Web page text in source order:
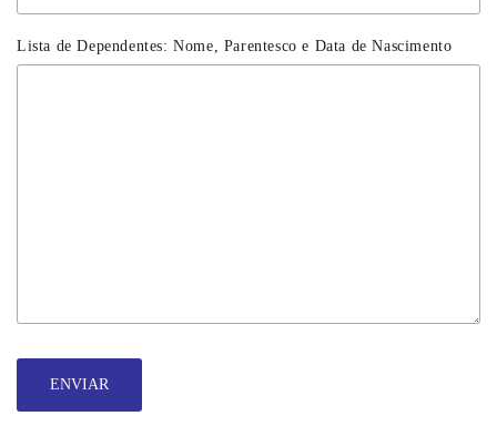
Lista de Dependentes: Nome, Parentesco e Data de Nascimento
ENVIAR